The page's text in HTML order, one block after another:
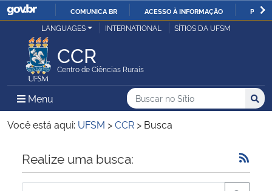
IR
COMUNICA BR ACESSO À INFORMAÇÃO
Ministério da Justiça e Segurança Pública
Ministério da Defesa
Ministério das Relações Exteriores
Ministério da Economia
Ministério da Infraestrutura
LANGUAGES INTERNATIONAL SÍTIOS DA UFSM
CCR
Centro de Ciências Rurais
Menu Menu Principal do Sítio
Busca
Buscar no no Sítio
Busca:
Você está aqui: UFSM >CCR > Busca
Início do conteúdo
Realize uma busca: